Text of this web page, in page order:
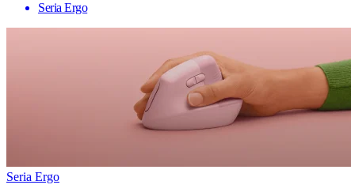
Seria Ergo
Seria Ergo